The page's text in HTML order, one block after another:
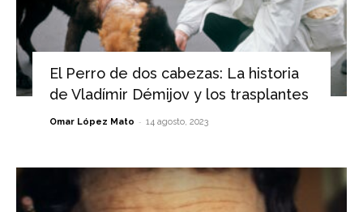
El Perro de dos cabezas: La historia
de Vladímir Démijov y los trasplantes
Omar López Mato - 14 agosto, 2023